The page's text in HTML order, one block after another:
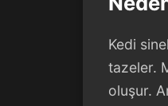
Kedi
tazeler.
oluşur.